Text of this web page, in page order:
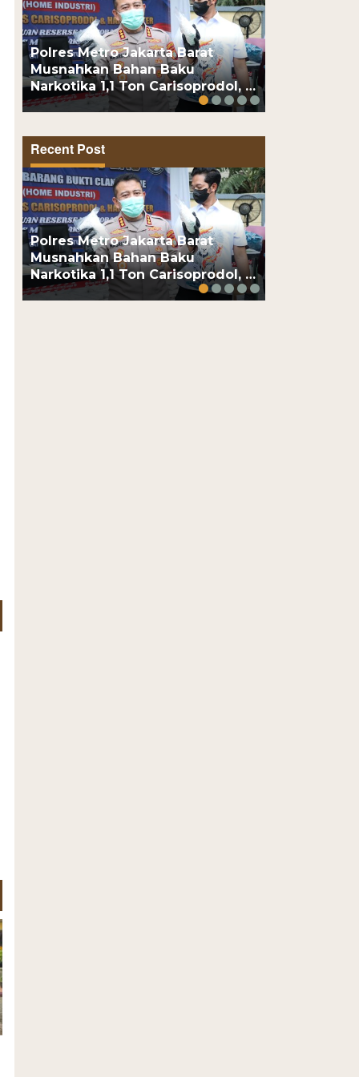
Polres Metro Jakarta Barat
Musnahkan Bahan Baku
Narkotika 1,1 Ton Carisoprodol, …
Recent Post
Polres Metro Jakarta Barat
Musnahkan Bahan Baku
Narkotika 1,1 Ton Carisoprodol, …